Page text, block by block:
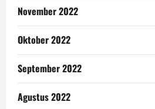
November 2022
Oktober 2022
September 2022
Agustus 2022